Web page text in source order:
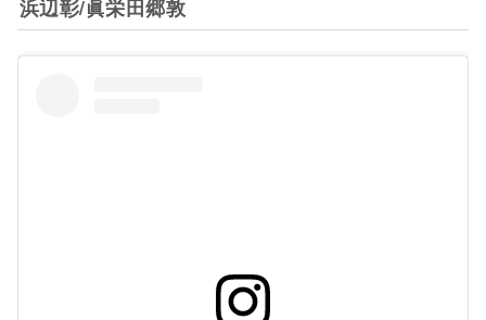
浜辺彰/眞栄田郷敦